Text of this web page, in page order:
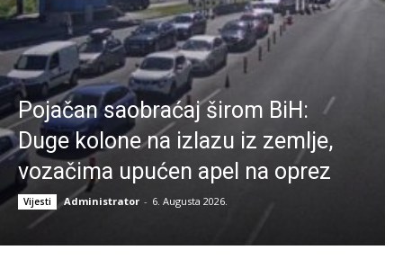
Pojačan saobraćaj širom BiH:
Duge kolone na izlazu iz zemlje,
vozačima upućen apel na oprez
Vijesti Administrator - 6. Augusta 2026.